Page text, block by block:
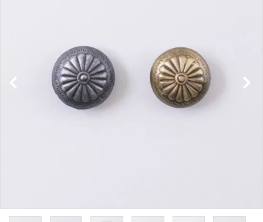
カテゴリーから探す
PURPOSE
用途から探す
SHOP